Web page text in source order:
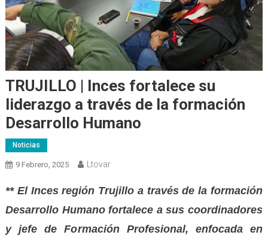
TRUJILLO | Inces fortalece su
liderazgo a través de la formación
Desarrollo Humano
Noticias
9 Febrero, 2025 Ltovar
** El Inces región Trujillo a través de la formación
Desarrollo Humano fortalece a sus coordinadores
y jefe de Formación Profesional, enfocada en